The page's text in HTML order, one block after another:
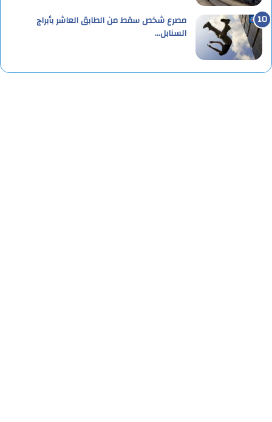
مصرع شخص سقط من الطابق العاشر بأبراج
السنابل…